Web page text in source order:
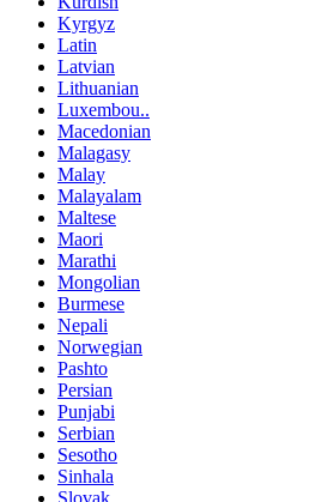
Kyrgyz
Latin
Latvian
Lithuanian
Luxembou..
Macedonian
Malagasy
Malay
Malayalam
Maltese
Maori
Marathi
Mongolian
Burmese
Nepali
Norwegian
Pashto
Persian
Punjabi
Serbian
Sesotho
Sinhala
Slovak